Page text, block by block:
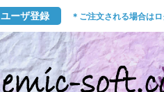
ユーザ登録 ＊ご注文される場合は